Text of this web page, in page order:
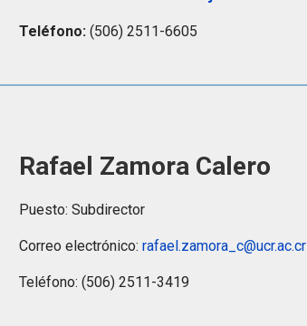
Teléfono: (506) 2511-6605
Rafael Zamora Calero
Puesto: Subdirector
Correo electrónico: rafael.zamora_c@ucr.ac.cr
Teléfono: (506) 2511-3419